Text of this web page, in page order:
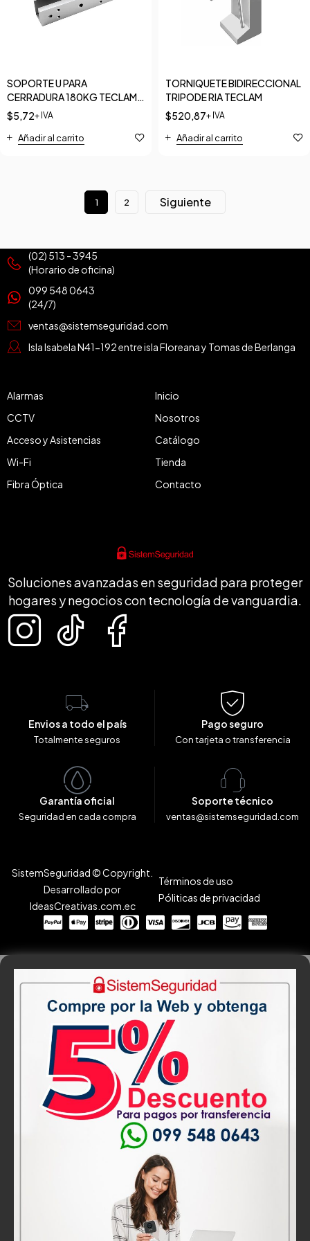
SOPORTE U PARA
CERRADURA 180KG TECLAM
300 LIB
$5,72+ IVA
Añadir al carrito
TORNIQUETE BIDIRECCIONAL
TRIPODE RIA TECLAM
$520,87+ IVA
Añadir al carrito
1 2 Siguiente
Soluciones avanzadas en seguridad para proteger
hogares y negocios con tecnología de vanguardia.
Alarmas
CCTV
Acceso y Asistencias
Wi-Fi
Fibra Óptica
Inicio
Nosotros
Catálogo
Tienda
Contacto
(02) 513 - 3945
(Horario de oficina)
099 548 0643
(24/7)
ventas@sistemseguridad.com
Isla Isabela N41-192 entre isla Floreana y Tomas de Berlanga
Envios a todo el país
Totalmente seguros
Pago seguro
Con tarjeta o transferencia
Garantía oficial
Seguridad en cada compra
Soporte técnico
ventas@sistemseguridad.com
SistemSeguridad © Copyright.
Desarrollado por
IdeasCreativas.com.ec
Términos de uso
Póliticas de privacidad